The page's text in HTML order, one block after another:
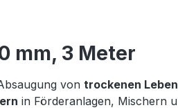
mm, 3 Meter
von trockenen
in Förderanlagen, Mischern